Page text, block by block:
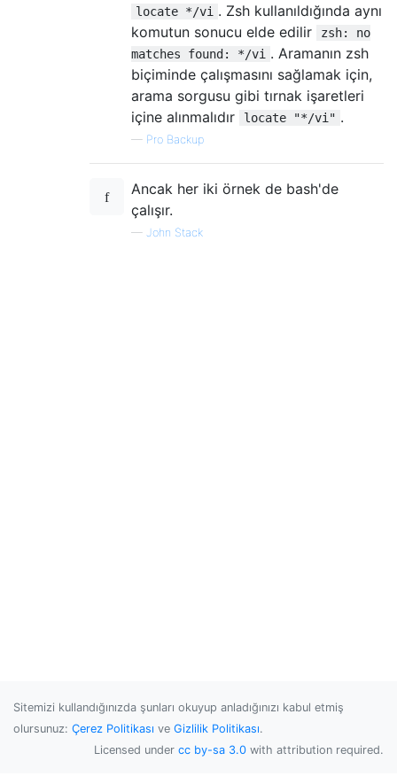
locate */vi . Zsh kullanıldığında aynı
komutun sonucu elde edilir
zsh: no
matches found: */vi . Aramanın zsh
biçiminde çalışmasını sağlamak için,
arama sorgusu gibi tırnak işaretleri
içine alınmalıdır
locate "*/vi" .
— Pro Backup
Ancak her iki örnek de bash'de
çalışır.
— John Stack
Sitemizi kullandığınızda şunları okuyup anladığınızı kabul etmiş
olursunuz: Çerez Politikası ve Gizlilik Politikası.
Licensed under cc by-sa 3.0 with attribution required.